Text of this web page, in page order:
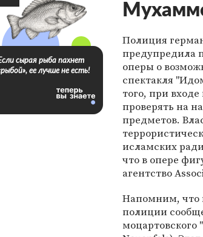
Полиция
предупредила
оперы о
спектакля
того, при
проверять на
предметов.
исламских
что в опере
агентство
Напомним, что
полиции
сырая рыба пахнет
ее лучше не есть!